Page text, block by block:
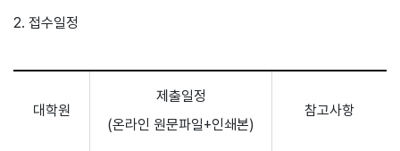
2. 접수일정
대학원
제출일정
(온라인 원문파일+인쇄본)
참고사항